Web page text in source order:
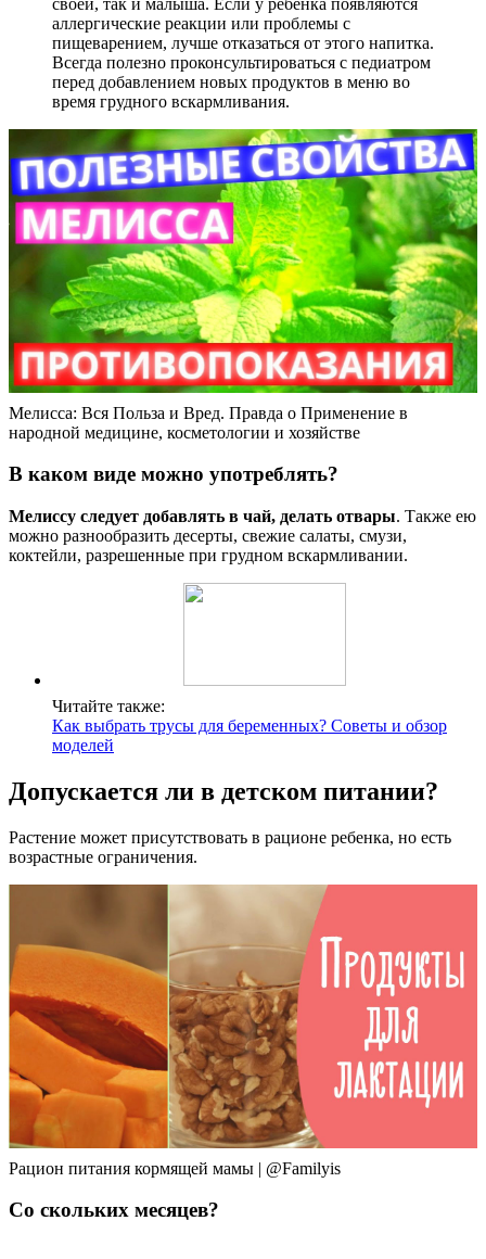
аллергические реакции или проблемы с
пищеварением, лучше отказаться от этого напитка.
Всегда полезно проконсультироваться с педиатром
перед добавлением новых продуктов в меню во
время грудного вскармливания.
Мелисса: Вся Польза и Вред. Правда о Применение в
народной медицине, косметологии и хозяйстве
В каком виде можно употреблять?
Мелиссу следует добавлять в чай, делать отвары. Также ею
можно разнообразить десерты, свежие салаты, смузи,
коктейли, разрешенные при грудном вскармливании.
Читайте также:
Как выбрать трусы для беременных? Советы и обзор
моделей
Допускается ли в детском питании?
Растение может присутствовать в рационе ребенка, но есть
возрастные ограничения.
Рацион питания кормящей мамы | @Familyis
Со скольких месяцев?